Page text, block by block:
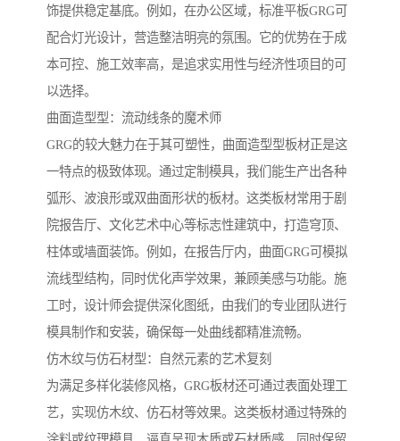
饰提供稳定基底。例如，在办公区域，标准平板GRG可
配合灯光设计，营造整洁明亮的氛围。它的优势在于成
本可控、施工效率高，是追求实用性与经济性项目的可
以选择。
曲面造型型：流动线条的魔术师
GRG的较大魅力在于其可塑性，曲面造型型板材正是这
一特点的极致体现。通过定制模具，我们能生产出各种
弧形、波浪形或双曲面形状的板材。这类板材常用于剧
院报告厅、文化艺术中心等标志性建筑中，打造穹顶、
柱体或墙面装饰。例如，在报告厅内，曲面GRG可模拟
流线型结构，同时优化声学效果，兼顾美感与功能。施
工时，设计师会提供深化图纸，由我们的专业团队进行
模具制作和安装，确保每一处曲线都精准流畅。
仿木纹与仿石材型：自然元素的艺术复刻
为满足多样化装修风格，GRG板材还可通过表面处理工
艺，实现仿木纹、仿石材等效果。这类板材通过特殊的